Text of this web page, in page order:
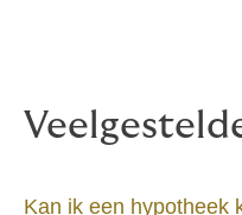
Kan ik een hypotheek